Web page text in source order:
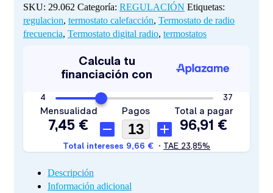
SKU: 29.062 Categoría: REGULACIÓN Etiquetas:
regulacion, termostato calefacción, Termostato de radio
frecuencia, Termostato digital radio, termostatos
Descripción
Información adicional